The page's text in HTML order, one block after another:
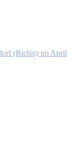
(Ri­chiș) im April